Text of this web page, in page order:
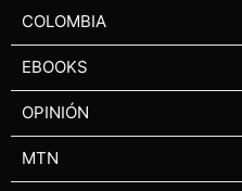
COLOMBIA
EBOOKS
OPINIÓN
MTN